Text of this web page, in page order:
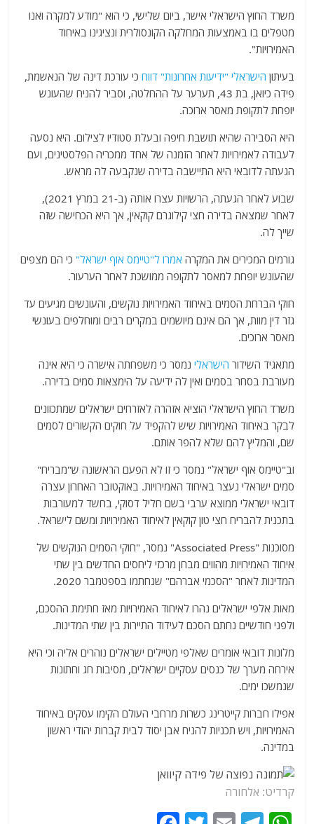
A
p
p
ra
m
b
o
k
משרד החוץ הישראלי אישר, ביום שלישי, כי הוא "מודע למקרה ואנו
מטפלים בו באמצעות המחלקה הקונסולרית ונציגינו באיחוד
האמירויות".
בעיתון הישראלי "ידיעות אחרונות" דווח כי עורכת דינה של הנאשמת,
פידה כיואן, בת 43, תערער על ההחלטה, וסביר להניח שהעונש
יופחת לתקופת מאסר ארוכה.
היא הסבירה שהיא תושבת חיפה ובעלת סטודיו לצילום. היא נסעה
לעבודה לאמירויות לאחר הזמנה של אחד ממכריה הפלסטינים, ועם
הגעתה לדובאי היא התיישבה בדירה שנקבעה לה מראש.
שבוע לאחר הגעתה, הרשויות עצרו אותה (ב-21 במרץ 2021),
לאחר שמצאה בדירה חצי קילוגרם קוקאין, אך היא הכחישה שזה
שייך לה.
גורמים המכירים את המקרה אמרו ל"טיימס אוף ישראל" כי הם מצפים
שהעונש יופחת למאסר לתקופה ממושכת לאחר הערעור.
חוקי הברחת הסמים באיחוד האמירויות נוקשים, והעונשים מגיעים עד
גזר דין מוות, אך הם אינם מיושמים במקרים רבים ומוחלפים בעונשי
מאסר ארוכים.
מתאגיד השידור הישראלי נמסר כי משפחתה אישרה כי היא אינה
מעורבת בסחר בסמים ואין לה ידיעה על הימצאות סמים בדירה.
משרד החוץ הישראלי הוציא אזהרה לאזרחים ישראלים שמתכוונים
לבקר באיחוד האמירויות שיש להקפיד על חוקים הקשורים לסמים
שם, והמליץ ​​להם שלא להפר אותם.
וב"טיימס אוף ישראל" נמסר כי זו לא הפעם הראשונה ש"מבריח"
סמים ישראלי נעצר באיחוד האמירויות. באוקטובר האחרון עצרה
דובאי ישראלי ממוצא ערבי בשם חליל דסוקי, בחשד למעורבות
בתכנית להבריח חצי טון קוקאין לאיחוד האמירויות ומשם לישראל.
מסוכנות "Associated Press" נמסר, "חוקי הסמים הנוקשים של
איחוד האמירויות מהווים מבחן מרכזי ליחסים החדשים בין שתי
המדינות לאחר "הסכמי אברהם" שנחתמו בספטמבר 2020.
מאות אלפי ישראלים נהרו לאיחוד האמירויות מאז חתימת ההסכם,
ולפני חודשיים נחתם הסכם לעידוד התיירות בין שתי המדינות.
מלונות דובאי אומרים שאלפי מטיילים ישראלים נוהרים אליה וכי היא
אירחה מערך של כנסים עסקיים ישראלים, מסיבות חג וחתונות
שנמשכו ימים.
אפילו חברות קייטרינג כשרות מרחבי העולם הקימו עסקים באיחוד
האמירויות, ויש תכניות להניח אבן יסוד לבית קברות יהודי ראשון
במדינה.
קרדיט: אלחורה